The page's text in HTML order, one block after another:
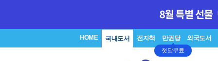
HOME 국내도서 전자책 만권당
첫달무료
외국도서